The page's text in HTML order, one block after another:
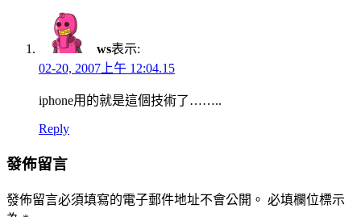
ws表示:
02-20, 2007上午 12:04.15
iphone用的就是這個技術了……..
Reply
發佈留言
發佈留言必須填寫的電子郵件地址不會公開。 必填欄位標示